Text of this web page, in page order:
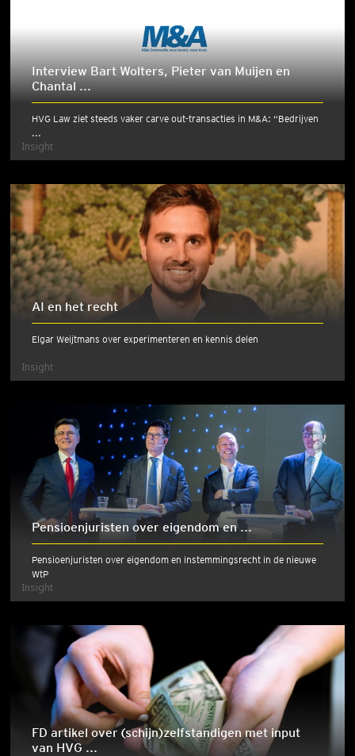
Interview Bart Wolters, Pieter van Muijen en
Chantal ...
HVG Law ziet steeds vaker carve out-transacties in M&A: “Bedrijven
...
Insight
AI en het recht
Elgar Weijtmans over experimenteren en kennis delen
Insight
Pensioenjuristen over eigendom en ...
Pensioenjuristen over eigendom en instemmingsrecht in de nieuwe
WtP
Insight
FD artikel over (schijn)zelfstandigen met input
van HVG ...